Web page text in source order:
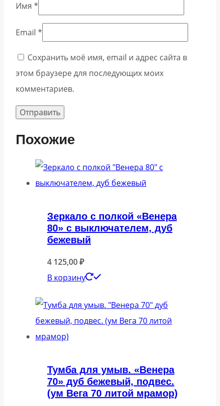
Имя *
Email *
Сохранить моё имя, email и адрес сайта в
этом браузере для последующих моих
комментариев.
Похожие
Зеркало с полкой «Венера
80» с выключателем, дуб
бежевый
4 125,00₽
В корзину
Тумба для умыв. «Венера
70» дуб бежевый, подвес.
(ум Вега 70 литой мрамор)